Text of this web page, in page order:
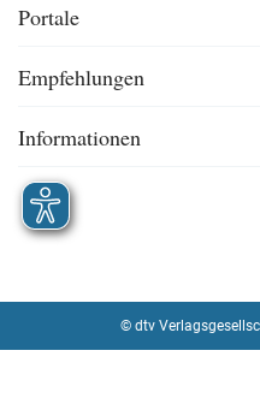
Portale
Empfehlungen
Informationen
© dtv